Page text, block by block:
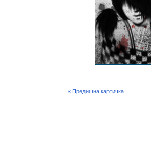
« Предишна картичка